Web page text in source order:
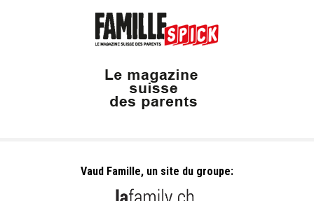
Vaud Famille, un site du groupe: